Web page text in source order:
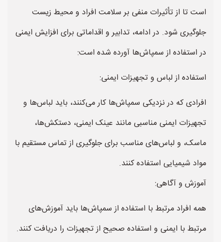
است تا از تأثیرات منفی بر سلامت افراد و محیط زیست
جلوگیری شود. در ادامه، تدابیر و اقداماتی برای افزایش ایمنی
در استفاده از سمپاش‌ها آورده شده است:
استفاده از لباس و تجهیزات ایمنی:
افرادی که در نزدیکی سمپاش‌ها کار می‌کنند، باید لباس‌ها و
تجهیزات ایمنی مناسبی مانند عینک ایمنی، دستکش‌ها،
ماسک، و لباس‌های مناسب برای جلوگیری از تماس مستقیم با
مواد شیمیایی استفاده کنند.
آموزش و آگاهی:
همه افراد مرتبط با استفاده از سمپاش‌ها باید آموزش‌های
مرتبط با ایمنی و استفاده صحیح از تجهیزات را دریافت کنند.